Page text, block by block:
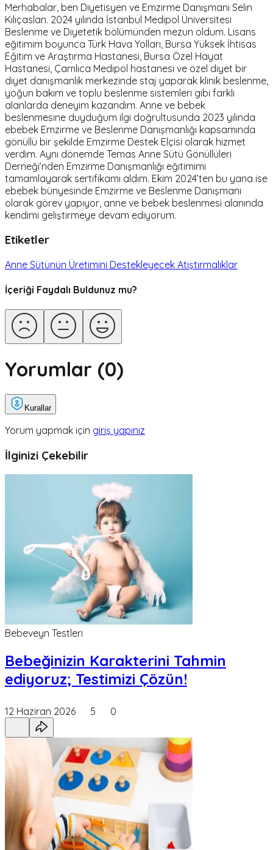
Merhabalar, ben Diyetisyen ve Emzirme Danışmanı Selin
Kılıçaslan. 2024 yılında İstanbul Medipol Üniversitesi
Beslenme ve Diyetetik bölümünden mezun oldum. Lisans
eğitimim boyunca Türk Hava Yolları, Bursa Yüksek İhtisas
Eğitim ve Araştırma Hastanesi, Bursa Özel Hayat
Hastanesi, Çamlıca Medipol hastanesi ve özel diyet bir
diyet danışmanlık merkezinde staj yaparak klinik beslenme,
yoğun bakım ve toplu beslenme sistemleri gibi farklı
alanlarda deneyim kazandım. Anne ve bebek
beslenmesine duyduğum ilgi doğrultusunda 2023 yılında
ebebek Emzirme ve Beslenme Danışmanlığı kapsamında
gönüllü bir şekilde Emzirme Destek Elçisi olarak hizmet
verdim. Aynı dönemde Temas Anne Sütü Gönüllüleri
Derneği’nden Emzirme Danışmanlığı eğitimimi
tamamlayarak sertifikamı aldım. Ekim 2024’ten bu yana ise
ebebek bünyesinde Emzirme ve Beslenme Danışmanı
olarak görev yapıyor, anne ve bebek beslenmesi alanında
kendimi geliştirmeye devam ediyorum.
Etiketler
Anne Sütünün Üretimini Destekleyecek Atıştırmalıklar
İçeriği Faydalı Buldunuz mu?
Yorumlar (0)
Kurallar
Yorum yapmak için giriş yapınız
İlginizi Çekebilir
Bebeveyn Testleri
Bebeğinizin Karakterini Tahmin
ediyoruz; Testimizi Çözün!
12 Haziran 2026 5 0